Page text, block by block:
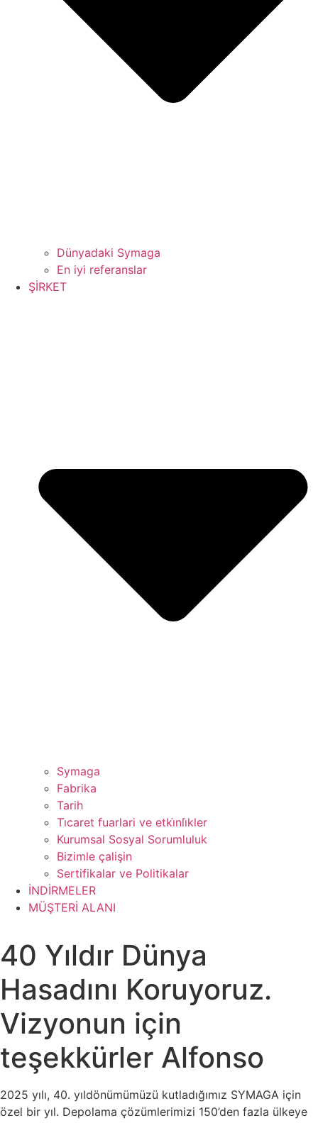
Dünyadaki Symaga
En iyi referanslar
ŞİRKET
Symaga
Fabrika
Tarih
Ti̇caret fuarlari ve etki̇nli̇kler
Kurumsal Sosyal Sorumluluk
Bizimle çalişin
Sertifikalar ve Politikalar
İNDİRMELER
MÜŞTERİ ALANI
40 Yıldır Dünya
Hasadını Koruyoruz.
Vizyonun için
teşekkürler Alfonso
2025 yılı, 40. yıldönümümüzü kutladığımız SYMAGA için
özel bir yıl. Depolama çözümlerimizi 150’den fazla ülkeye